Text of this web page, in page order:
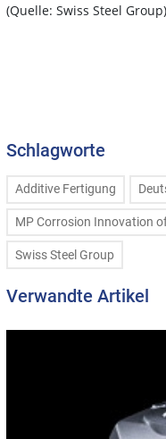
(Quelle: Swiss Steel Group)
Schlagworte
Additive Fertigung
MP Corrosion Innovation
Swiss Steel Group
Verwandte Artikel